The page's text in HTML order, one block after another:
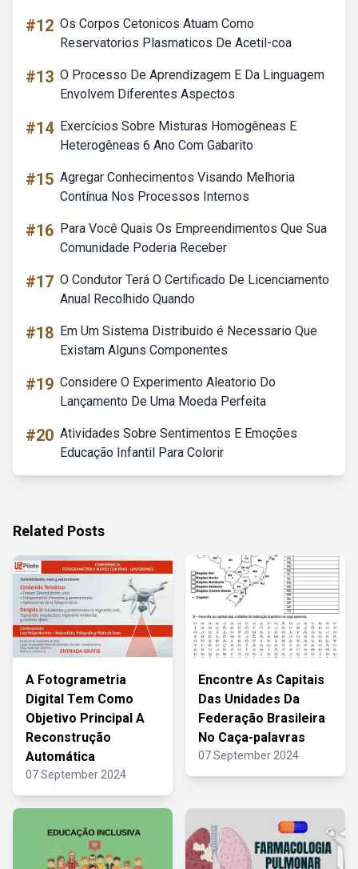
#12 Os Corpos Cetonicos Atuam Como
Reservatorios Plasmaticos De Acetil-coa
#13 O Processo De Aprendizagem E Da Linguagem
Envolvem Diferentes Aspectos
#14 Exercícios Sobre Misturas Homogêneas E
Heterogêneas 6 Ano Com Gabarito
#15 Agregar Conhecimentos Visando Melhoria
Contínua Nos Processos Internos
#16 Para Você Quais Os Empreendimentos Que Sua
Comunidade Poderia Receber
#17 O Condutor Terá O Certificado De Licenciamento
Anual Recolhido Quando
#18 Em Um Sistema Distribuido é Necessario Que
Existam Alguns Componentes
#19 Considere O Experimento Aleatorio Do
Lançamento De Uma Moeda Perfeita
#20 Atividades Sobre Sentimentos E Emoções
Educação Infantil Para Colorir
Related Posts
A Fotogrametria
Digital Tem Como
Objetivo Principal A
Reconstrução
Automática
07 September 2024
Encontre As Capitais
Das Unidades Da
Federação Brasileira
No Caça-palavras
07 September 2024